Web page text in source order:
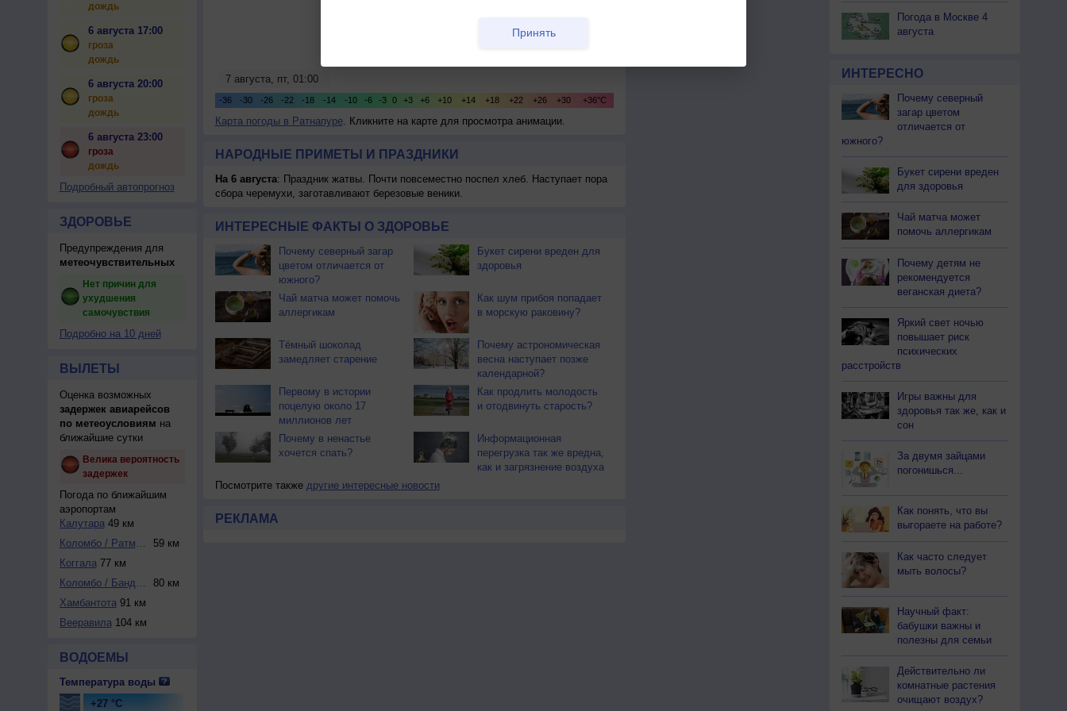
дождь
6 августа 17:00
гроза
дождь
6 августа 20:00
гроза
дождь
6 августа 23:00
гроза
дождь
Подробный автопрогноз
ЗДОРОВЬЕ
Предупреждения для
метеочувствительных
Нет причин для
ухудшения
самочувствия
Подробно на 10 дней
ВЫЛЕТЫ
Оценка возможных
задержек авиарейсов
по метеоусловиям на
ближайшие сутки
Велика вероятность
задержек
Погода по ближайшим
аэропортам
Калутара49 км
Коломбо / Ратмала...
59 км
Коггала77 км
Коломбо / Бандара...
80 км
Хамбантота91 км
Вееравила104 км
ВОДОЕМЫ
Температура воды
+27 °C
Карта погоды в Ратнапуре. Кликните на карте для просмотра анимации.
НАРОДНЫЕ ПРИМЕТЫ И ПРАЗДНИКИ
На 6 августа: Праздник жатвы. Почти повсеместно поспел хлеб. Наступает пора
сбора черемухи, заготавливают березовые веники.
ИНТЕРЕСНЫЕ ФАКТЫ О ЗДОРОВЬЕ
Почему северный загар
цветом отличается от
южного?
Букет сирени вреден для
здоровья
Чай матча может помочь
аллергикам
Как шум прибоя попадает
в морскую раковину?
Тёмный шоколад
замедляет старение
Почему астрономическая
весна наступает позже
календарной?
Первому в истории
поцелую около 17
миллионов лет
Как продлить молодость
и отодвинуть старость?
Почему в ненастье
хочется спать?
Информационная
перегрузка так же вредна,
как и загрязнение воздуха
Посмотрите также другие интересные новости
РЕКЛАМА
Погода в Москве 4
августа
ИНТЕРЕСНО
Почему северный
загар цветом
отличается от
южного?
Букет сирени вреден
для здоровья
Чай матча может
помочь аллергикам
Почему детям не
рекомендуется
веганская диета?
Яркий свет ночью
повышает риск
психических
расстройств
Игры важны для
здоровья так же, как и
сон
За двумя зайцами
погонишься...
Как понять, что вы
выгораете на работе?
Как часто следует
мыть волосы?
Научный факт:
бабушки важны и
полезны для семьи
Действительно ли
комнатные растения
очищают воздух?
Принять